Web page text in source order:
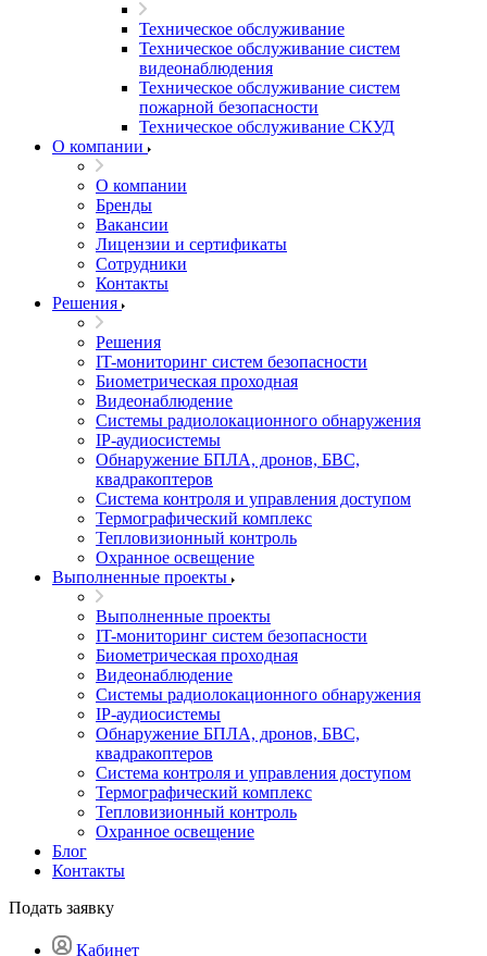
Техническое обслуживание
Техническое обслуживание систем
видеонаблюдения
Техническое обслуживание систем
пожарной безопасности
Техническое обслуживание СКУД
О компании
О компании
Бренды
Вакансии
Лицензии и сертификаты
Сотрудники
Контакты
Решения
Решения
IT-мониторинг систем безопасности
Биометрическая проходная
Видеонаблюдение
Системы радиолокационного обнаружения
IP-аудиосистемы
Обнаружение БПЛА, дронов, БВС,
квадракоптеров
Система контроля и управления доступом
Термографический комплекс
Тепловизионный контроль
Охранное освещение
Выполненные проекты
Выполненные проекты
IT-мониторинг систем безопасности
Биометрическая проходная
Видеонаблюдение
Системы радиолокационного обнаружения
IP-аудиосистемы
Обнаружение БПЛА, дронов, БВС,
квадракоптеров
Система контроля и управления доступом
Термографический комплекс
Тепловизионный контроль
Охранное освещение
Блог
Контакты
Подать заявку
Кабинет